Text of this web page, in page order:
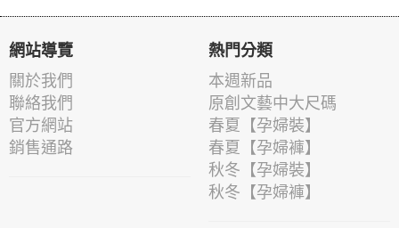
網站導覽
關於我們
聯絡我們
官方網站
銷售通路
熱門分類
本週新品
原創文藝中大尺碼
春夏【孕婦裝】
春夏【孕婦褲】
秋冬【孕婦裝】
秋冬【孕婦褲】